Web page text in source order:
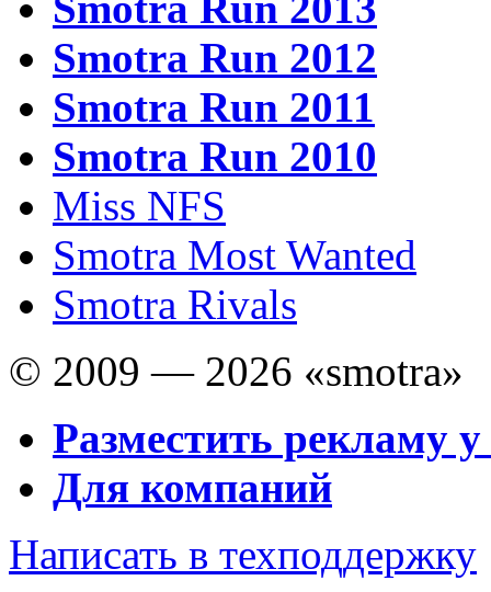
Smotra Run 2012
Smotra Run 2011
Smotra Run 2010
Miss NFS
Smotra Most Wanted
Smotra Rivals
© 2009 — 2026 «smotra»
Разместить рекламу у
Для компаний
Написать в техподдержку